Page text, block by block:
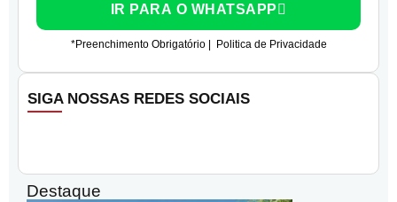
IR PARA O WHATSAPP
*Preenchimento Obrigatório | Politica de Privacidade
SIGA NOSSAS REDES SOCIAIS
Destaque